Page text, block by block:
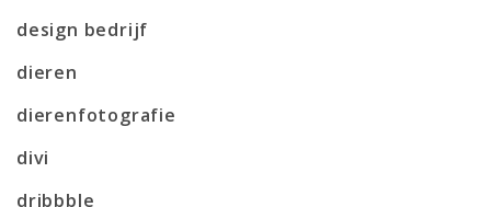
design bedrijf
dieren
dierenfotografie
divi
dribbble